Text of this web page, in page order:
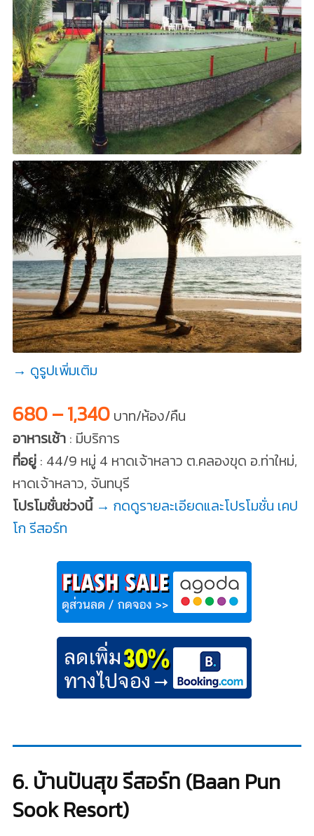
→ ดูรูปเพิ่มเติม
680 – 1,340บาท/ห้อง/คืน
อาหารเช้า: มีบริการ
ที่อยู่: 44/9 หมู่ 4 หาดเจ้าหลาว ต.คลองขุด อ.ท่าใหม่,
หาดเจ้าหลาว, จันทบุรี
โปรโมชั่นช่วงนี้ → กดดูรายละเอียดและโปรโมชั่น เคป
โก รีสอร์ท
6. บ้านปันสุข รีสอร์ท (Baan Pun
Sook Resort)